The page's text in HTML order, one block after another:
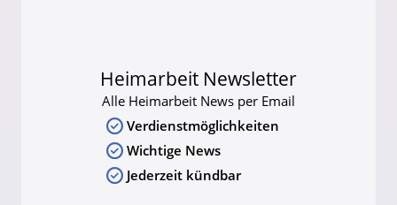
Heimarbeit Newsletter
Alle Heimarbeit News per Email
Verdienstmöglichkeiten
Wichtige News
Jederzeit kündbar